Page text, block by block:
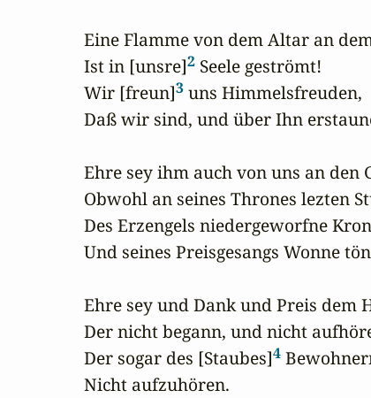
Eine Flamme von dem Altar an
Ist in [unsre]2 Seele geströmt!
Wir [freun]3 uns Himmelsfreuden,
Daß wir sind, und über Ihn
Ehre sey ihm auch von uns an den
Obwohl an seines Thrones lezten
Des Erzengels niedergeworfne
Und seines Preisgesangs Wonne
Ehre sey und Dank und Preis dem
Der nicht begann, und nicht
Der sogar des [Staubes]4
Nicht aufzuhören.